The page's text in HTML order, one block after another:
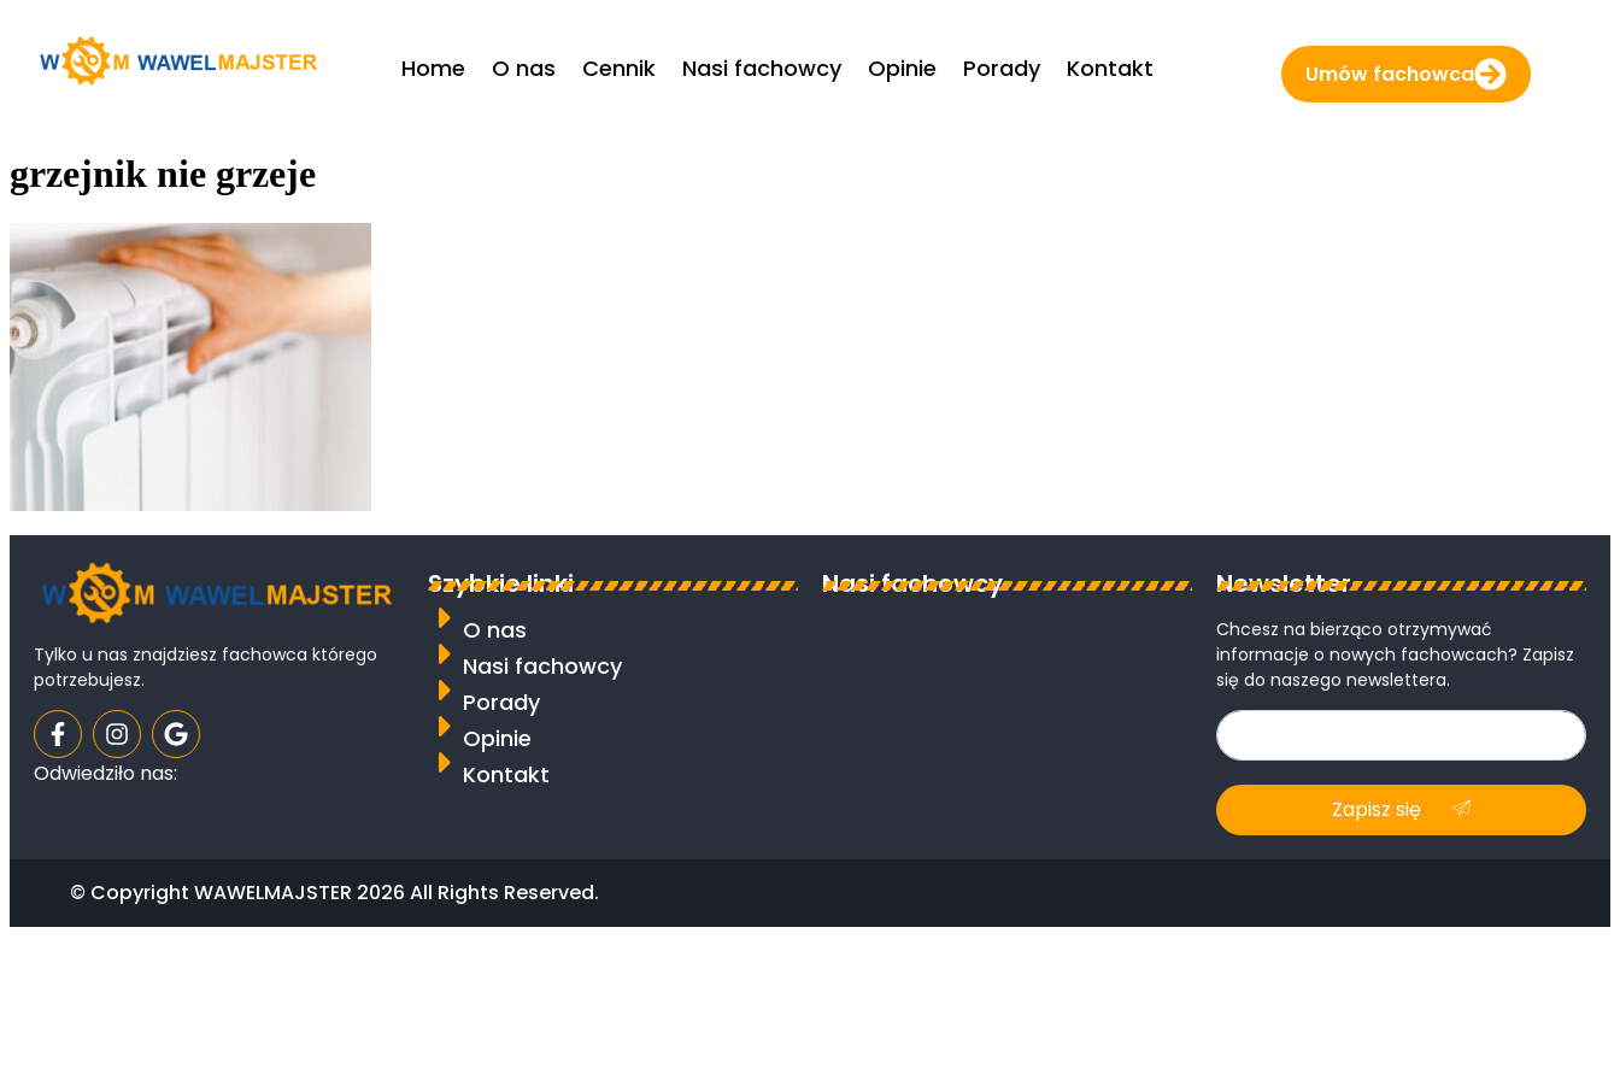
Home O nas Cennik Nasi fachowcy Opinie Porady Kontakt Umów fachowca
grzejnik nie grzeje
Tylko u nas znajdziesz fachowca którego
potrzebujesz.
Odwiedziło nas:
Szybkie linki
O nas
Nasi fachowcy
Porady
Opinie
Kontakt
Nasi fachowcy Newsletter
Chcesz na bierząco otrzymywać
informacje o nowych fachowcach? Zapisz
się do naszego newslettera.
Zapisz się
© Copyright WAWELMAJSTER 2026 All Rights Reserved.